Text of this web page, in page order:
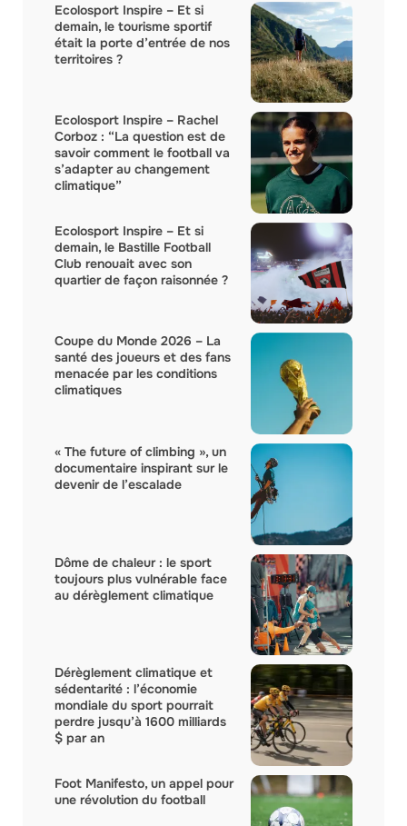
Ecolosport Inspire – Et si
demain, le tourisme sportif
était la porte d’entrée de nos
territoires ?
Ecolosport Inspire – Rachel
Corboz : “La question est de
savoir comment le football va
s’adapter au changement
climatique”
Ecolosport Inspire – Et si
demain, le Bastille Football
Club renouait avec son
quartier de façon raisonnée ?
Coupe du Monde 2026 – La
santé des joueurs et des fans
menacée par les conditions
climatiques
« The future of climbing », un
documentaire inspirant sur le
devenir de l’escalade
Dôme de chaleur : le sport
toujours plus vulnérable face
au dérèglement climatique
Dérèglement climatique et
sédentarité : l’économie
mondiale du sport pourrait
perdre jusqu’à 1600 milliards
$ par an
Foot Manifesto, un appel pour
une révolution du football